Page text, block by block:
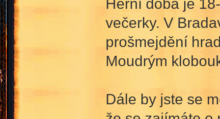
Herní doba je
večerky. V
prošmejdění
Moudrým
Dále by jste se